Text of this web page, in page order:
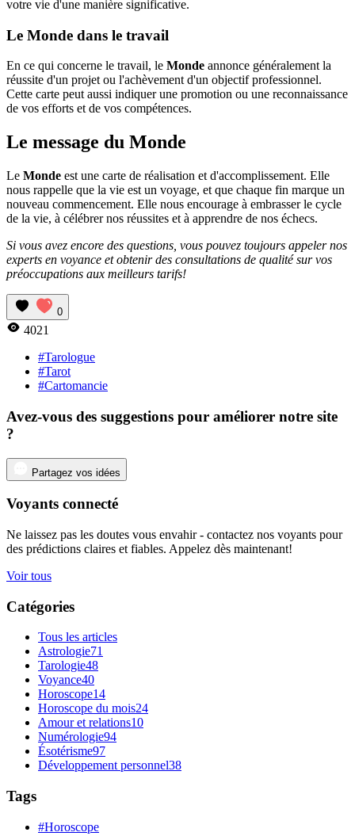
votre vie d'une manière significative.
Le Monde dans le travail
En ce qui concerne le travail, le Monde annonce généralement la
réussite d'un projet ou l'achèvement d'un objectif professionnel.
Cette carte peut aussi indiquer une promotion ou une reconnaissance
de vos efforts et de vos compétences.
Le message du Monde
Le Monde est une carte de réalisation et d'accomplissement. Elle
nous rappelle que la vie est un voyage, et que chaque fin marque un
nouveau commencement. Elle nous encourage à embrasser le cycle
de la vie, à célébrer nos réussites et à apprendre de nos échecs.
Si vous avez encore des questions, vous pouvez toujours appeler nos
experts en voyance et obtenir des consultations de qualité sur vos
préoccupations aux meilleurs tarifs!
0
4021
#Tarologue
#Tarot
#Cartomancie
Avez-vous des suggestions pour améliorer notre site
?
Partagez vos idées
Voyants connecté
Ne laissez pas les doutes vous envahir - contactez nos voyants pour
des prédictions claires et fiables. Appelez dès maintenant!
Voir tous
Catégories
Tous les articles
Astrologie71
Tarologie48
Voyance40
Horoscope14
Horoscope du mois24
Amour et relations10
Numérologie94
Ésotérisme97
Développement personnel38
Tags
#Horoscope